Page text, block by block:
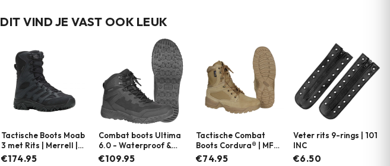
DIT VIND JE VAST OOK LEUK
Tactische Boots Moab
3 met Rits | Merrell |
Zwart
€174.95
Combat boots Ultima
6.0 - Waterproof &
Vegan | Magnum |
€109.95
Tactische Combat
Boots Cordura® | MFH
| Coyote
€74.95
Veter rits 9-rings | 101
INC
€6.50